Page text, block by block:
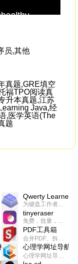
I've
员,其他
真题,GRE填空
福TPO阅读真
升本真题,江苏
Java,经
,医学英语(The
题
Qwerty Learner
为键盘工作者设计的单词与肌肉记忆锻炼软件
tinyeraser
PDF工具箱
合并PDF、拆分PDF、旋转PDF、裁剪PDF、转换PDF、加密PDF、解密PDF、PDF加水印等多种PDF处理功能
建网站应用心理学网址导航